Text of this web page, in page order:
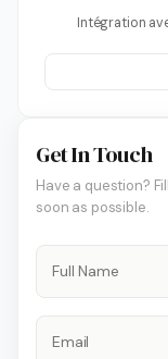
Intégration
Get In Touch
Have a question?
soon as possible.